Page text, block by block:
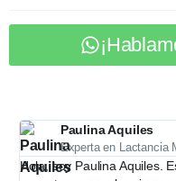
Paulina Aquiles
Experta en Lactancia
Hola, soy Paulina Aquiles.